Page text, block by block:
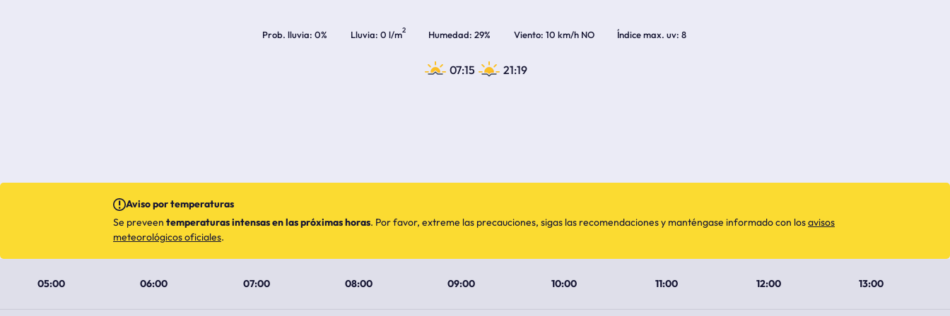
Prob. lluvia 0% Lluvia 0 l/m2 Humedad 29% Viento 10 km/h NO Índice max. uv 8
07:15 21:19
05:00 06:00 07:00 08:00 09:00 10:00 11:00 12:00 13:00
Aviso por temperaturas
Se preveen temperaturas intensas en las próximas horas. Por favor, extreme las precauciones, sigas las recomendaciones y manténgase informado con losavisos
meteorológicos oficiales.